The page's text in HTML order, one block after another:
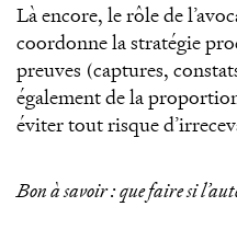
Là encore, le rôle de
coordonne la stratégie
preuves (captures,
également de la
éviter tout risque
Bon à savoir : que faire si